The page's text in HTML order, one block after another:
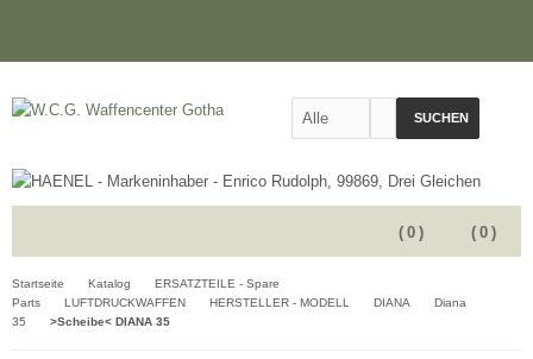
SUCHEN
( 0 )
( 0 )
Startseite Katalog
ERSATZTEILE - Spare
Parts
LUFTDRUCKWAFFEN HERSTELLER - MODELL DIANA
Diana
35
>Scheibe< DIANA 35